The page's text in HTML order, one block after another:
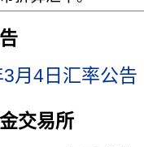
月4日汇率公告
交易所